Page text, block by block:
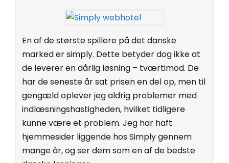
En af de største spillere på det danske
marked er simply. Dette betyder dog ikke at
de leverer en dårlig løsning – tværtimod. De
har de seneste år sat prisen en del op, men til
gengæld oplever jeg aldrig problemer med
indlæsningshastigheden, hvilket tidligere
kunne være et problem. Jeg har haft
hjemmesider liggende hos Simply gennem
mange år, og ser dem som en af de bedste